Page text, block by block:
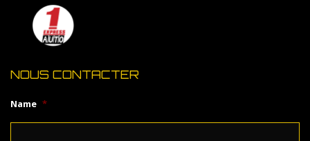
NOUS CONTACTER
Name *